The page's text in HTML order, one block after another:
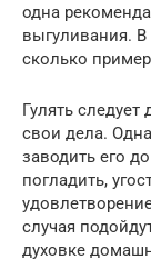
одна
выгуливания.
сколько
Гулять
свои дела.
заводить его
погладить,
случая
духовке